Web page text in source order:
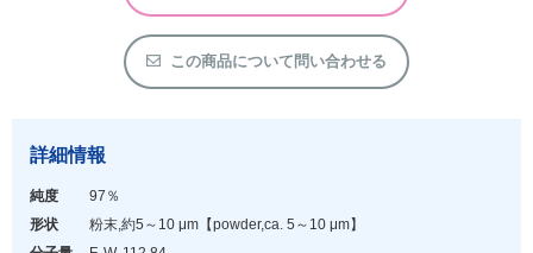
この商品について問い合わせる
詳細情報
純度
97％
形状
粉末,約5～10 μm 【powder,ca. 5～10 μm】